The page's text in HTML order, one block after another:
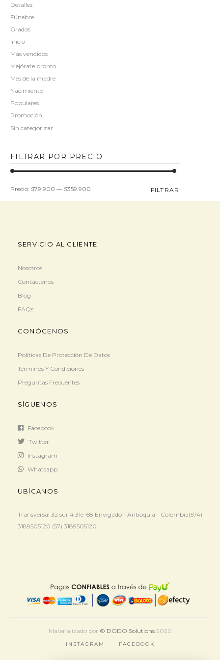
Detalles
Fúnebre
Grados
Inicio
Más vendidos
Mejórate pronto
Mes de la madre
Nacimiento
Populares
Promoción
Sin categorizar
FILTRAR POR PRECIO
mínimo
máximo
FILTRAR
Precio: $79.900 — $359.900
SERVICIO AL CLIENTE
Nosotros
Contáctenos
Blog
FAQs
CONÓCENOS
Políticas De Protección De Datos
Términos Y Condiciones
Preguntas Frecuentes
SÍGUENOS
Facebook
Twitter
Instagram
Whatsapp
UBÍCANOS
Transversal 32 sur # 31e-68 Envigado - Antioquia - Colombia(574)
3189505120 (57) 3189505120
Materializado por © DODO Solutions2020
INSTAGRAM FACEBOOK